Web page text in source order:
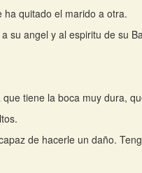
ha quitado el marido a otra.
su angel y al espiritu de su
tiene la boca muy dura,
de hacerle un daño.